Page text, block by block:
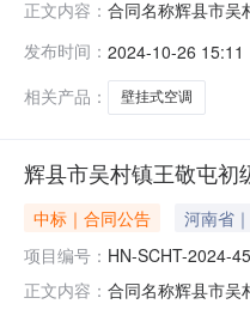
正文内容： 合同名称辉县市吴
政府采购法实施条
发布时间： 2024-10-26 15:11
相关产品：
壁挂式空调
辉县市吴村镇王敬屯初
中标｜合同公告 河南省
项目编号： HN-SCHT-2024-
正文内容： 合同名称辉县市吴